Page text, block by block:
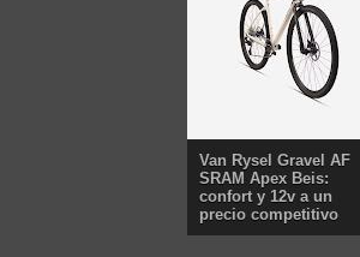
Van Rysel Gravel AF
SRAM Apex Beis:
confort y 12v a un
precio competitivo